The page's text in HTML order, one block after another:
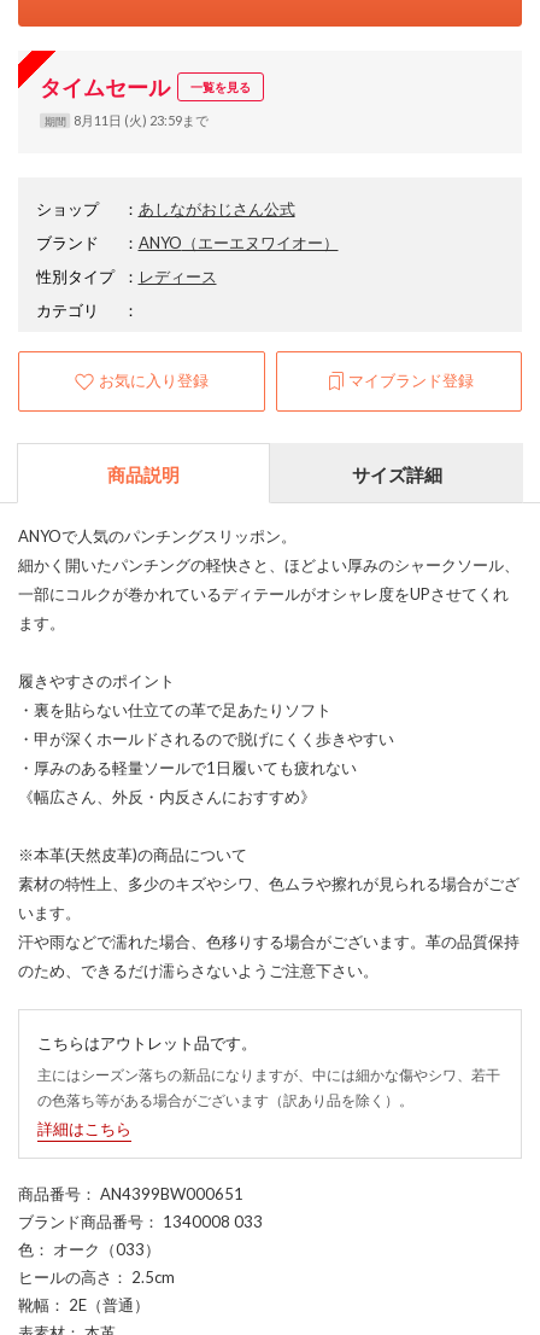
タイムセール 一覧を見る
期間 8月11日 (火) 23:59まで
ショップ ： あしながおじさん公式
ブランド
： ANYO （エーエヌワイオー）
性別タイプ
： レディース
カテゴリ
：
お気に入り登録 マイブランド登録
商品説明 サイズ詳細
ANYOで人気のパンチングスリッポン。
細かく開いたパンチングの軽快さと、ほどよい厚みのシャークソール、
一部にコルクが巻かれているディテールがオシャレ度をUPさせてくれ
ます。
履きやすさのポイント
・裏を貼らない仕立ての革で足あたりソフト
・甲が深くホールドされるので脱げにくく歩きやすい
・厚みのある軽量ソールで1日履いても疲れない
《幅広さん、外反・内反さんにおすすめ》
※本革(天然皮革)の商品について
素材の特性上、多少のキズやシワ、色ムラや擦れが見られる場合がござ
います。
汗や雨などで濡れた場合、色移りする場合がございます。革の品質保持
のため、できるだけ濡らさないようご注意下さい。
こちらはアウトレット品です。
主にはシーズン落ちの新品になりますが、中には細かな傷やシワ、若干
の色落ち等がある場合がございます（訳あり品を除く）。
詳細はこちら
商品番号 ： AN4399BW000651
ブランド商品番号 ： 1340008 033
色 ： オーク（033）
ヒールの高さ ： 2.5cm
靴幅 ： 2E（普通）